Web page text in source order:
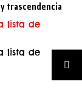
trascendencia
lista de
lista de